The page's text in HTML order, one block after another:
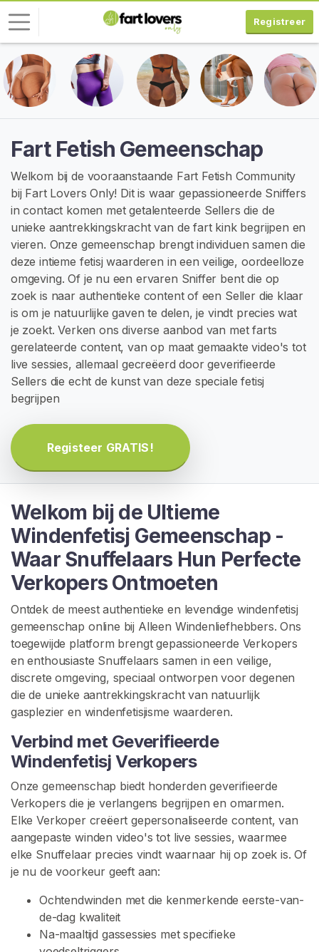
Registreer
Fart Fetish Gemeenschap
Welkom bij de vooraanstaande Fart Fetish Community
bij Fart Lovers Only! Dit is waar gepassioneerde Sniffers
in contact komen met getalenteerde Sellers die de
unieke aantrekkingskracht van de fart kink begrijpen en
vieren. Onze gemeenschap brengt individuen samen die
deze intieme fetisj waarderen in een veilige, oordeelloze
omgeving. Of je nu een ervaren Sniffer bent die op
zoek is naar authentieke content of een Seller die klaar
is om je natuurlijke gaven te delen, je vindt precies wat
je zoekt. Verken ons diverse aanbod van met farts
gerelateerde content, van op maat gemaakte video's tot
live sessies, allemaal gecreëerd door geverifieerde
Sellers die echt de kunst van deze speciale fetisj
begrijpen
Registeer GRATIS!
Welkom bij de Ultieme
Windenfetisj Gemeenschap -
Waar Snuffelaars Hun Perfecte
Verkopers Ontmoeten
Ontdek de meest authentieke en levendige windenfetisj
gemeenschap online bij Alleen Windenliefhebbers. Ons
toegewijde platform brengt gepassioneerde Verkopers
en enthousiaste Snuffelaars samen in een veilige,
discrete omgeving, speciaal ontworpen voor degenen
die de unieke aantrekkingskracht van natuurlijk
gasplezier en windenfetisjisme waarderen.
Verbind met Geverifieerde
Windenfetisj Verkopers
Onze gemeenschap biedt honderden geverifieerde
Verkopers die je verlangens begrijpen en omarmen.
Elke Verkoper creëert gepersonaliseerde content, van
aangepaste winden video's tot live sessies, waarmee
elke Snuffelaar precies vindt waarnaar hij op zoek is. Of
je nu de voorkeur geeft aan:
Ochtendwinden met die kenmerkende eerste-van-
de-dag kwaliteit
Na-maaltijd gassessies met specifieke
I
n
l
o
g
e
n
R
A
T
S
R
E
G
I
S
T
R
E
R
N
>
H
o
m
e
V
r
k
o
p
e
r
s
B
a
d
e
r
e
n